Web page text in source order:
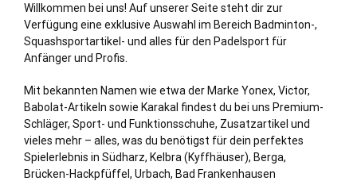
Willkommen bei uns! Auf unserer Seite steht dir zur
Verfügung eine exklusive Auswahl im Bereich Badminton-,
Squashsportartikel- und alles für den Padelsport für
Anfänger und Profis.
Mit bekannten Namen wie etwa der Marke Yonex, Victor,
Babolat-Artikeln sowie Karakal findest du bei uns Premium-
Schläger, Sport- und Funktionsschuhe, Zusatzartikel und
vieles mehr – alles, was du benötigst für dein perfektes
Spielerlebnis in Südharz, Kelbra (Kyffhäuser), Berga,
Brücken-Hackpfüffel, Urbach, Bad Frankenhausen